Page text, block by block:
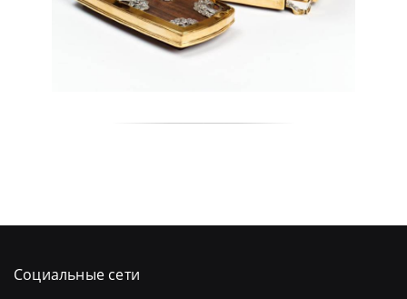
Социальные сети